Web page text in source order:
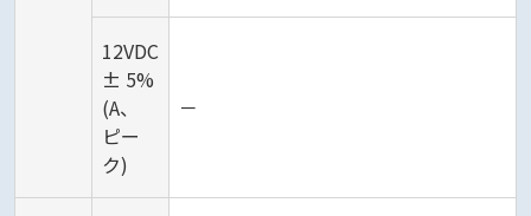
12VDC
± 5%
(A、
ピー
ク)
－